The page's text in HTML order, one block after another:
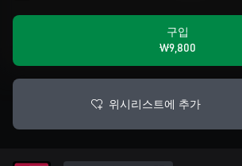
구입
₩9,800
위시리스트에 추가